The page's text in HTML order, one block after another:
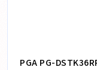
PGA PG-